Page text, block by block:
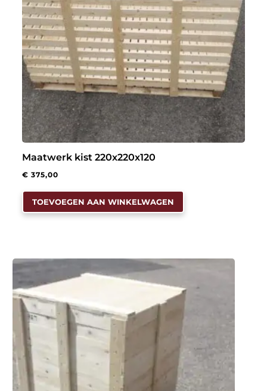
op
de
productpagina
Maatwerk kist 220x220x120
€ 375,00
TOEVOEGEN AAN WINKELWAGEN